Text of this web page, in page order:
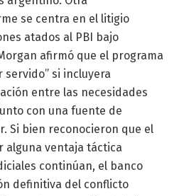
se centra en el litigio
atados al PBI bajo
afirmó que el programa
si incluyera
entre las necesidades
con una fuente de
Si bien reconocieron que el
alguna ventaja táctica
continúan, el banco
definitiva del conflicto